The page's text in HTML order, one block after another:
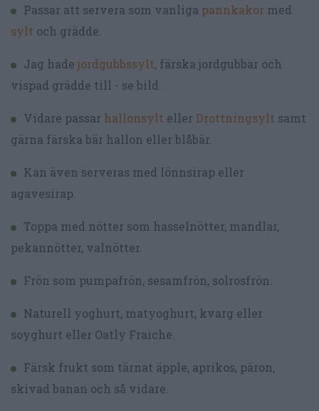
Passar att servera som vanliga pannkakor med
sylt och grädde.
Jag hade jordgubbssylt, färska jordgubbar och
vispad grädde till - se bild.
Vidare passar hallonsylt eller Drottningsylt samt
gärna färska bär hallon eller blåbär.
Kan även serveras med lönnsirap eller
agavesirap.
Toppa med nötter som hasselnötter, mandlar,
pekannötter, valnötter.
Frön som pumpafrön, sesamfrön, solrosfrön.
Naturell yoghurt, matyoghurt, kvarg eller
soyghurt eller Oatly Fraiche.
Färsk frukt som tärnat äpple, aprikos, päron,
skivad banan och så vidare.